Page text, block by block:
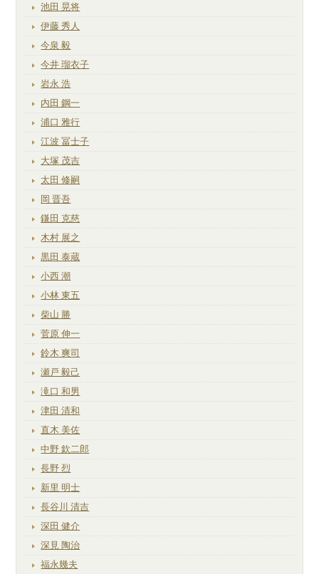
池田 晃将
伊藤 秀人
今泉 毅
今井 瑠衣子
岩永 浩
内田 鋼一
浦口 雅行
江波 冨士子
大塚 茂吉
太田 修嗣
岡 晋吾
鎌田 克慈
木村 展之
黒田 泰蔵
小西 潮
小林 東五
柴山 勝
菅原 伸一
鈴木 爽司
瀬戸 毅己
滝口 和男
津田 清和
直木 美佐
中野 欽二郎
長野 烈
新里 明士
長谷川 清吉
深田 健介
深見 陶治
福永幾夫